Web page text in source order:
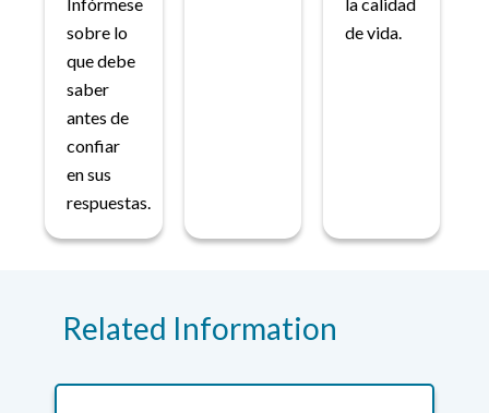
sobre lo
que debe
saber
antes de
confiar
en sus
respuestas.
de vida.
Related Information